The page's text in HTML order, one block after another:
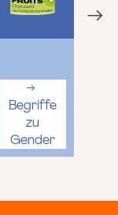
Begriffe
zu
Gender